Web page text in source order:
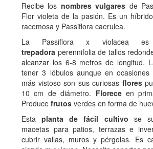
Recibe los nombres vulgares de
Flor violeta de la pasión. Es un
racemosa y Passiflora caerulea.
La Passiflora x violacea
trepadora perennifolia de tallos
alcanzar los 6-8 metros de longitud.
tener 3 lóbulos aunque en
más vistoso son sus curiosas flores
10 cm de diámetro. Floreceen
Produce frutos verdes en forma de
Estaplanta de fácil cultivo se
macetas para patios, terrazas e
cubrir vallas, muros y pérgolas. Es